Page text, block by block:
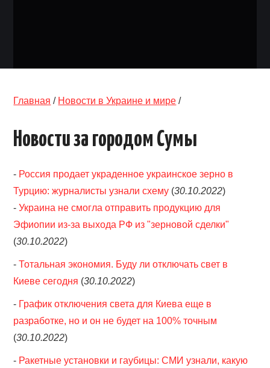
Главная / Новости в Украине и мире /
Новости за городом Сумы
- Россия продает украденное украинское зерно в
Турцию: журналисты узнали схему (30.10.2022)
-Украина не смогла отправить продукцию для
Эфиопии из-за выхода РФ из "зерновой сделки"
(30.10.2022)
-Тотальная экономия. Буду ли отключать свет в
Киеве сегодня (30.10.2022)
- График отключения света для Киева еще в
разработке, но и он не будет на 100% точным
(30.10.2022)
- Ракетные установки и гаубицы: СМИ узнали, какую